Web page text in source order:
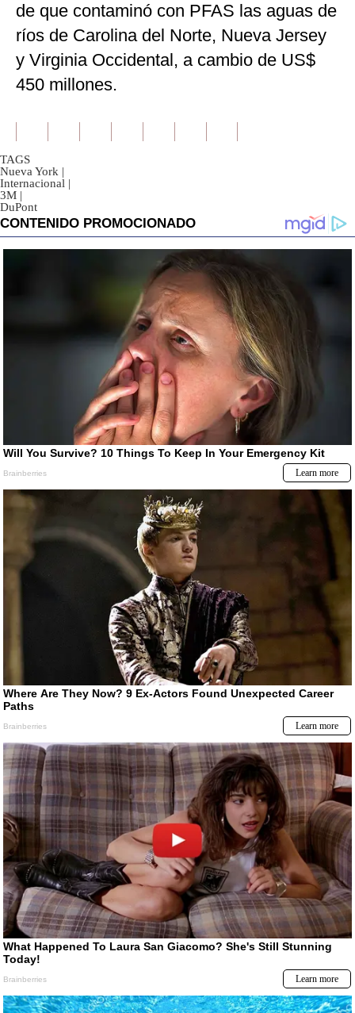
de que contaminó con PFAS las aguas de
ríos de Carolina del Norte, Nueva Jersey
y Virginia Occidental, a cambio de US$
450 millones.
TAGS
Nueva York |
Internacional |
3M |
DuPont